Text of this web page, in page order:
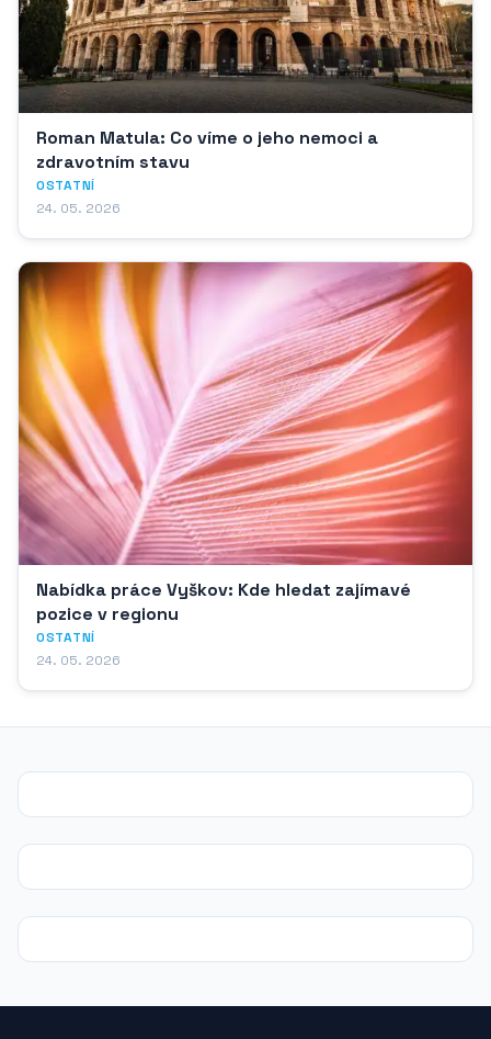
Roman Matula: Co víme o jeho nemoci a
zdravotním stavu
OSTATNÍ
24. 05. 2026
Nabídka práce Vyškov: Kde hledat zajímavé
pozice v regionu
OSTATNÍ
24. 05. 2026